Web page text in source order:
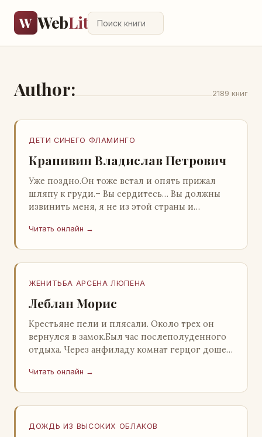
W WebLit
Author: 2189 книг
ДЕТИ СИНЕГО ФЛАМИНГО
Крапивин Владислав Петрович
Уже поздно.Он тоже встал и опять прижал
шляпу к груди.– Вы сердитесь… Вы должны
извинить меня, я не из этой страны и
прошу: выс…
Читать онлайн →
ЖЕНИТЬБА АРСЕНА ЛЮПЕНА
Леблан Морис
Крестьяне пели и плясали. Около трех он
вернулся в замок.Был час послеполуденного
отдыха. Через анфиладу комнат герцог дошел
во…
Читать онлайн →
ДОЖДЬ ИЗ ВЫСОКИХ ОБЛАКОВ